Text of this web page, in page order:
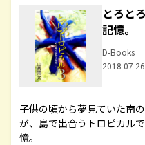
とろと
記憶。
D-Books
子供の頃から夢見ていた南
が、島で出合うトロピカル
憶。